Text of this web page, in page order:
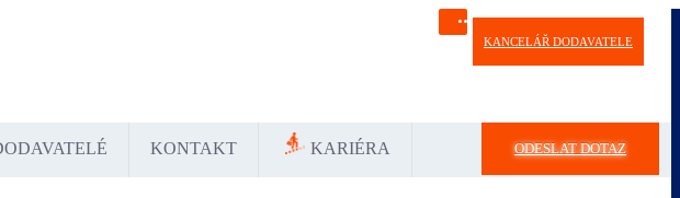
KANCELÁŘ DODAVATELE
KONTAKT KARIÉRA ODESLAT DOTAZ